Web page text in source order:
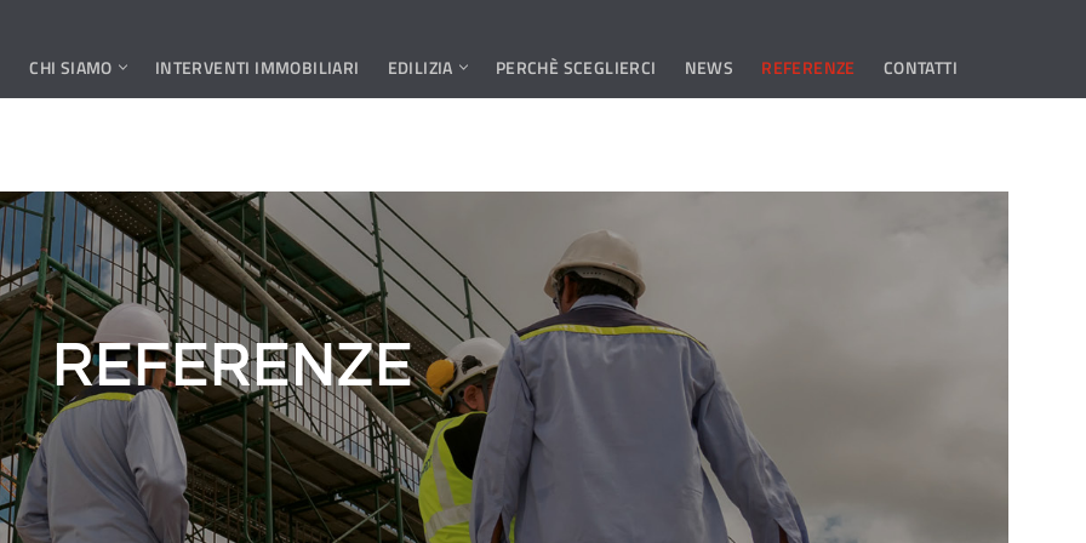
CHI SIAMO INTERVENTI IMMOBILIARI EDILIZIA PERCHÈ SCEGLIERCI NEWS REFERENZE CONTATTI
REFERENZE